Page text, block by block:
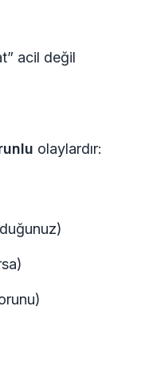
acil değil
olaylardır: